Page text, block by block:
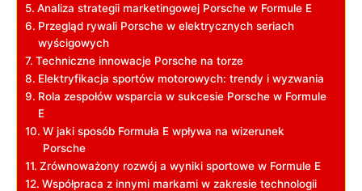
Analiza strategii marketingowej Porsche w Formule E
Przegląd rywali Porsche w elektrycznych seriach
wyścigowych
Techniczne innowacje Porsche na torze
Elektryfikacja sportów motorowych: trendy i wyzwania
Rola zespołów wsparcia w sukcesie Porsche w Formule
E
W jaki sposób Formuła E wpływa na wizerunek
Porsche
Zrównoważony rozwój a wyniki sportowe w Formule E
Współpraca z innymi markami w zakresie technologii